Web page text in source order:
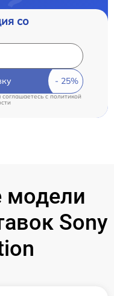
со
соглашаетесь cполитикой
модели
Sony